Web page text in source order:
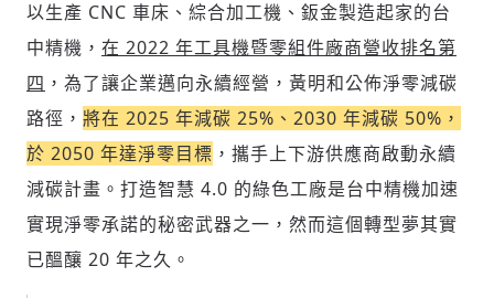
以生產 CNC 車床、綜合加工機、鈑金製造起家的台
中精機， 在 2022 年工具機暨零組件廠商營收排名第
四 ，為了讓企業邁向永續經營，黃明和公佈淨零減碳
路徑， 將在 2025 年減碳 25%、2030 年減碳 50%，
於 2050 年達淨零目標 ，攜手上下游供應商啟動永續
減碳計畫。打造智慧 4.0 的綠色工廠是台中精機加速
實現淨零承諾的秘密武器之一，然而這個轉型夢其實
已醞釀 20 年之久。